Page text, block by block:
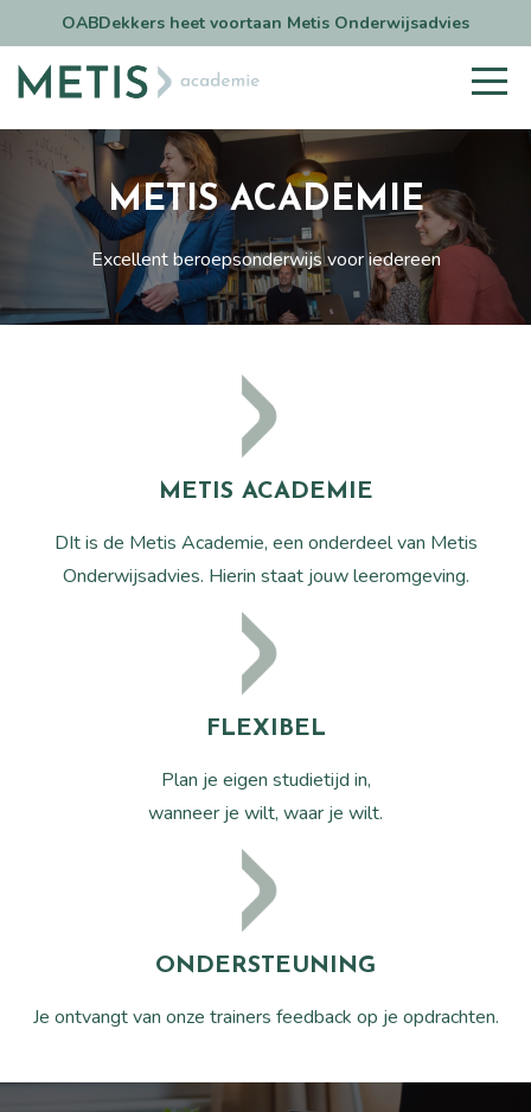
OABDekkers heet voortaan Metis Onderwijsadvies
METIS ACADEMIE
Excellent beroepsonderwijs voor iedereen
METIS ACADEMIE
DIt is de Metis Academie, een onderdeel van Metis
Onderwijsadvies. Hierin staat jouw leeromgeving.
FLEXIBEL
Plan je eigen studietijd in,
wanneer je wilt, waar je wilt.
ONDERSTEUNING
Je ontvangt van onze trainers feedback op je opdrachten.